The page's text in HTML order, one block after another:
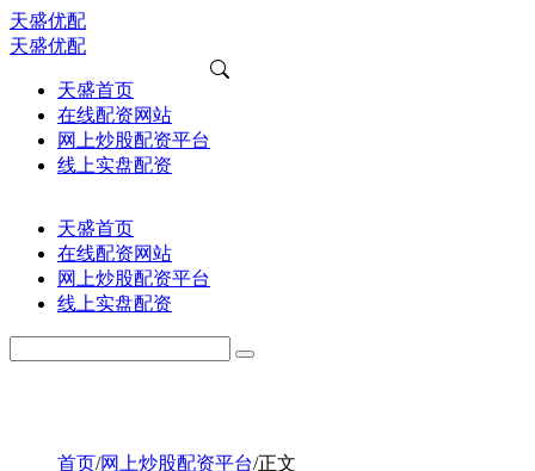
天盛优配
天盛优配
天盛首页
在线配资网站
网上炒股配资平台
线上实盘配资
天盛首页
在线配资网站
网上炒股配资平台
线上实盘配资
首页/网上炒股配资平台/正文